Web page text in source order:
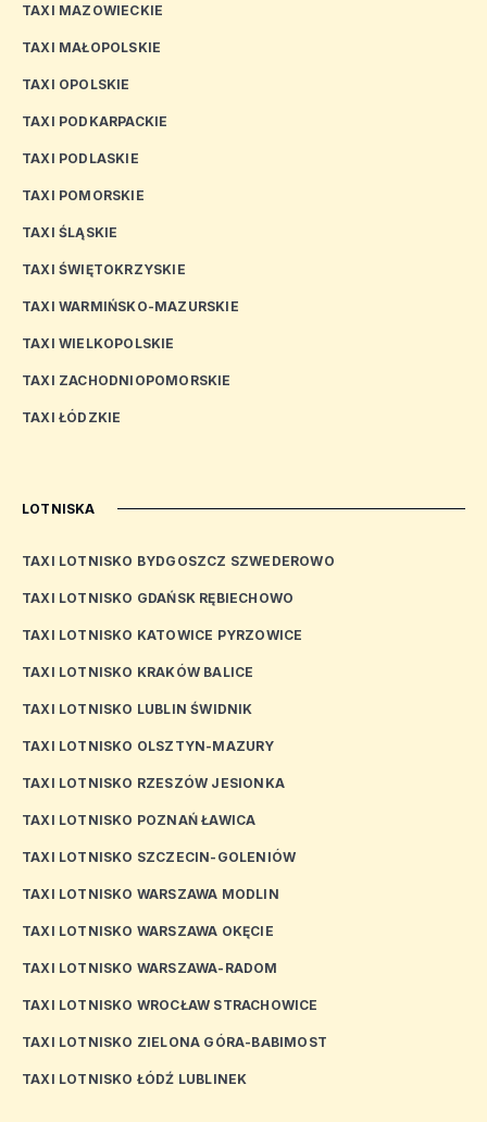
TAXI MAZOWIECKIE
TAXI MAŁOPOLSKIE
TAXI OPOLSKIE
TAXI PODKARPACKIE
TAXI PODLASKIE
TAXI POMORSKIE
TAXI ŚLĄSKIE
TAXI ŚWIĘTOKRZYSKIE
TAXI WARMIŃSKO-MAZURSKIE
TAXI WIELKOPOLSKIE
TAXI ZACHODNIOPOMORSKIE
TAXI ŁÓDZKIE
LOTNISKA
TAXI LOTNISKO BYDGOSZCZ SZWEDEROWO
TAXI LOTNISKO GDAŃSK RĘBIECHOWO
TAXI LOTNISKO KATOWICE PYRZOWICE
TAXI LOTNISKO KRAKÓW BALICE
TAXI LOTNISKO LUBLIN ŚWIDNIK
TAXI LOTNISKO OLSZTYN-MAZURY
TAXI LOTNISKO RZESZÓW JESIONKA
TAXI LOTNISKO POZNAŃ ŁAWICA
TAXI LOTNISKO SZCZECIN-GOLENIÓW
TAXI LOTNISKO WARSZAWA MODLIN
TAXI LOTNISKO WARSZAWA OKĘCIE
TAXI LOTNISKO WARSZAWA-RADOM
TAXI LOTNISKO WROCŁAW STRACHOWICE
TAXI LOTNISKO ZIELONA GÓRA-BABIMOST
TAXI LOTNISKO ŁÓDŹ LUBLINEK